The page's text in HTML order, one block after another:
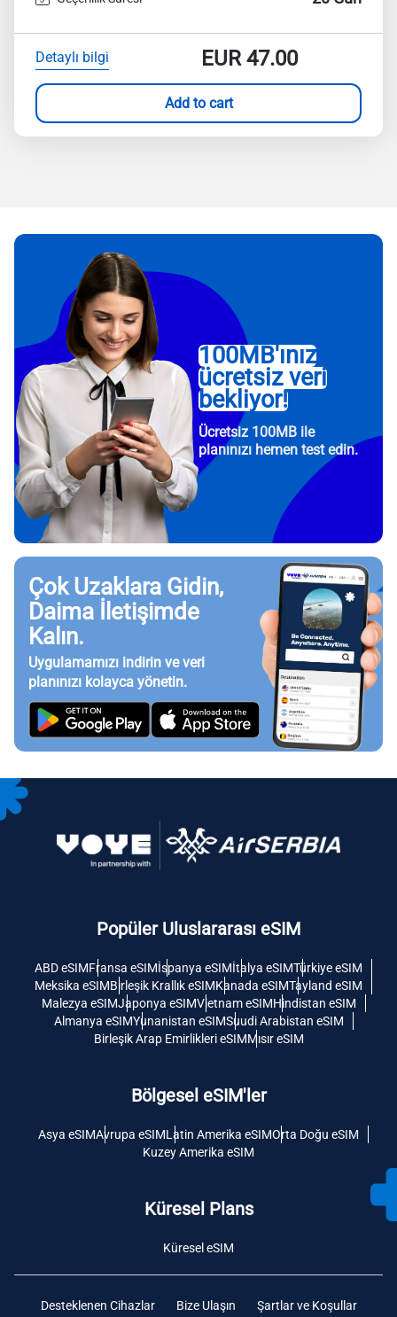
Detaylı bilgi EUR47.00
Add to cart
100MB'ınız
ücretsiz veri
bekliyor!
Ücretsiz 100MB ile
planınızı hemen test edin.
Çok Uzaklara Gidin,
Daima İletişimde
Kalın.
Uygulamamızı indirin ve veri
planınızı kolayca yönetin.
Popüler Uluslararası eSIM
ABD eSIMFransa eSIMİspanya eSIMİtalya eSIMTürkiye eSIM
Meksika eSIMBirleşik Krallık eSIMKanada eSIMTayland eSIM
Malezya eSIMJaponya eSIMVietnam eSIMHindistan eSIM
Almanya eSIMYunanistan eSIMSuudi Arabistan eSIM
Birleşik Arap Emirlikleri eSIMMısır eSIM
Bölgesel eSIM'ler
Asya eSIMAvrupa eSIMLatin Amerika eSIMOrta Doğu eSIM
Kuzey Amerika eSIM
Küresel Plans
Küresel eSIM
Desteklenen Cihazlar Bize Ulaşın Şartlar ve Koşullar